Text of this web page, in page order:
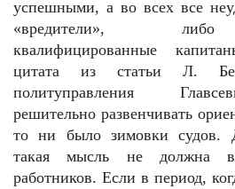
успешными, а во всех все
«вредители», либо
квалифицированные
цитата из статьи Л.
политуправления
решительно развенчивать
то ни было зимовки судов.
такая мысль не должна
работников. Если в период,